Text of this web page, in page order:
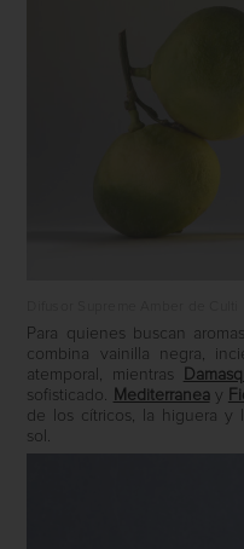
Para quienes buscan
combina vainilla negra,
atemporal, mientras
sofisticado.
Mediterraneay
de los cítricos, la higuera y
sol.